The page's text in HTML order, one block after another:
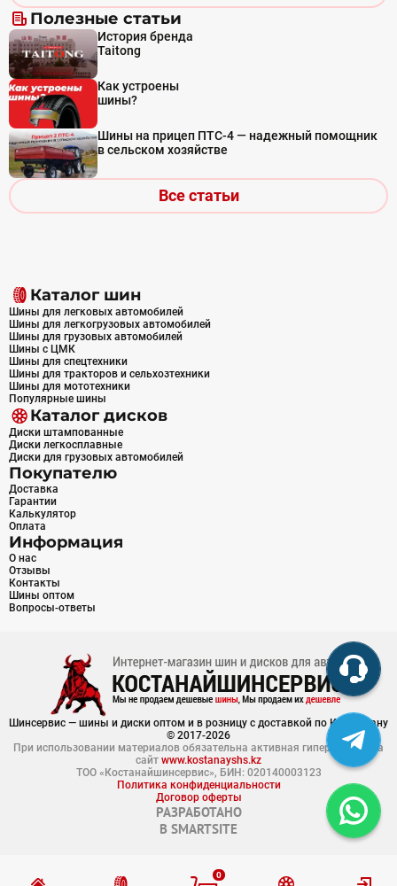
0
Полезные статьи
История бренда
Taitong
Как устроены
шины?
Шины на прицеп ПТС-4 — надежный помощник
в сельском хозяйстве
Все статьи
Каталог шин
Шины для легковых автомобилей
Шины для легкогрузовых автомобилей
Шины для грузовых автомобилей
Шины с ЦМК
Шины для спецтехники
Шины для тракторов и сельхозтехники
Шины для мототехники
Популярные шины
Каталог дисков
Диски штампованные
Диски легкосплавные
Диски для грузовых автомобилей
Покупателю
Доставка
Гарантии
Калькулятор
Оплата
Информация
О нас
Отзывы
Контакты
Шины оптом
Вопросы-ответы
Шинсервис — шины и диски оптом и в розницу с доставкой по Казахстану
© 2017-2026
При использовании материалов обязательна активная гиперссылка на
сайт www.kostanayshs.kz
ТОО «Костанайшинсервис», БИН: 020140003123
Политика конфиденциальности
Договор оферты
РАЗРАБОТАНО
В SMARTSITE